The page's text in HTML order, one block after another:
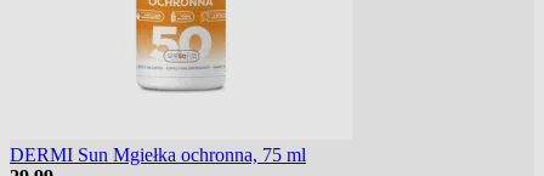
DERMI Sun Mgiełka ochronna, 75 ml